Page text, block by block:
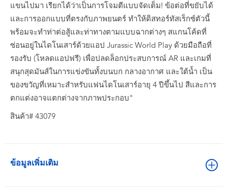
แขนไปมา เรียกได้ว่าเป็นการโจมตีแบบจัดเต็ม! ข้อต่อที่ขยับได้
และการออกแบบที่ตรงกับภาพยนตร์ ทำให้ดิสทอร์ทัสเร็กซ์ตัวนี้
พร้อมจะทำท่าต่อสู้และท่าทางตามแบบฉากต่างๆ สแกนโค้ดที่
ซ่อนอยู่ในไดโนเสาร์ด้วยแอป Jurassic World Play ด้วยมือถือที่
รองรับ (โหลดแอปฟรี) เพื่อปลดล็อกประสบการณ์ AR และเกมที่
สนุกสุดมันส์ในการแข่งขันทั้งบนบก กลางอากาศ และใต้น้ำ เป็น
ของขวัญที่เหมาะสำหรับแฟนไดโนเสาร์อายุ 4 ปีขึ้นไป สีและการ
ตกแต่งอาจแตกต่างจากภาพประกอบ"
สินค้า# 43079
ข้อมูลเพิ่มเติม